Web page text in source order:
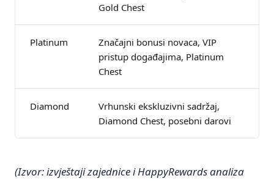
Gold Chest
Platinum
Značajni bonusi novaca, VIP
pristup događajima, Platinum
Chest
Diamond
Vrhunski ekskluzivni sadržaj,
Diamond Chest, posebni darovi
(Izvor: izvještaji zajednice i HappyRewards analiza